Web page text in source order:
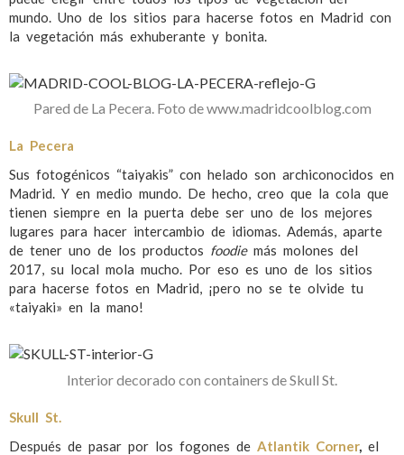
mundo. Uno de los sitios para hacerse fotos en Madrid con
la vegetación más exhuberante y bonita.
Pared de La Pecera. Foto de www.madridcoolblog.com
La Pecera
Sus fotogénicos “taiyakis” con helado son archiconocidos en
Madrid. Y en medio mundo. De hecho, creo que la cola que
tienen siempre en la puerta debe ser uno de los mejores
lugares para hacer intercambio de idiomas. Además, aparte
de tener uno de los productos foodiemás molones del
2017, su local mola mucho. Por eso es uno de los sitios
para hacerse fotos en Madrid, ¡pero no se te olvide tu
«taiyaki» en la mano!
Interior decorado con containers de Skull St.
Skull St.
Después de pasar por los fogones de Atlantik Corner, el